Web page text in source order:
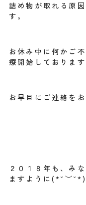
詰め物が取れる原
す。
お休み中に何かご
療開始しておりま
お早目にご連絡を
２０１８年も、み
ますように